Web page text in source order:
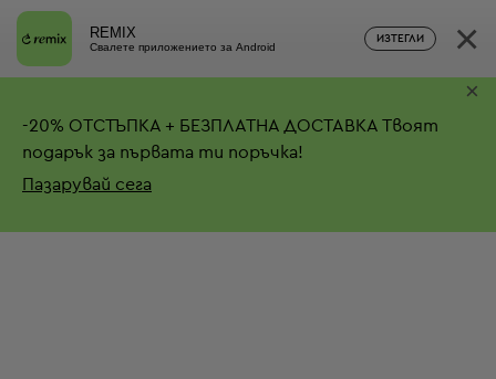
REMIX
Свалете приложението за Android
ИЗТЕГЛИ ×
-20% ОТСТЪПКА + БЕЗПЛАТНА ДОСТАВКА Твоят
подарък за първата ти поръчка!
Пазарувай сега
×